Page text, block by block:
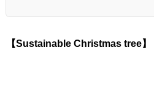
【Sustainable Christmas tree】